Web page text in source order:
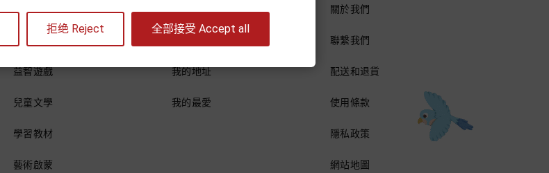
繪本
益智遊戲
兒童文學
學習教材
藝術啟蒙
訪問帳戶
我的地址
我的最愛
關於我們
聯繫我們
配送和退貨
使用條款
隱私政策
網站地圖
拒绝 Reject 全部接受 Accept all